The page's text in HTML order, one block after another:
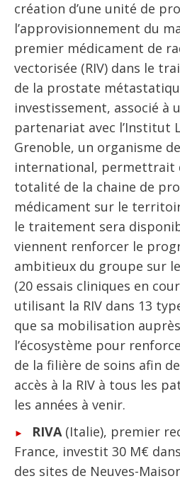
création d’une unité de
l’approvisionnement du
premier médicament de
vectorisée (RIV) dans le
de la prostate
investissement, associé à
partenariat avec l’Institut
Grenoble, un organisme
international, permettrait
totalité de la chaine de
médicament sur le
le traitement sera
viennent renforcer le
ambitieux du groupe sur
(20 essais cliniques en
utilisant la RIV dans 13
que sa mobilisation
l’écosystème pour
de la filière de soins afin
accès à la RIV à tous les
les années à venir.
RIVA(Italie), premier
France, investit 30 M€
des sites de Neuves-